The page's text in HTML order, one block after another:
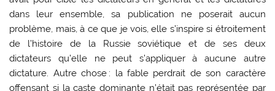
dans leur ensemble, sa publication ne poserait aucun
problème, mais, à ce que je vois, elle s’inspire si étroitement
de l’histoire de la Russie soviétique et de ses deux
dictateurs qu’elle ne peut s’appliquer à aucune autre
dictature. Autre chose : la fable perdrait de son caractère
offensant si la caste dominante n’était pas représentée par